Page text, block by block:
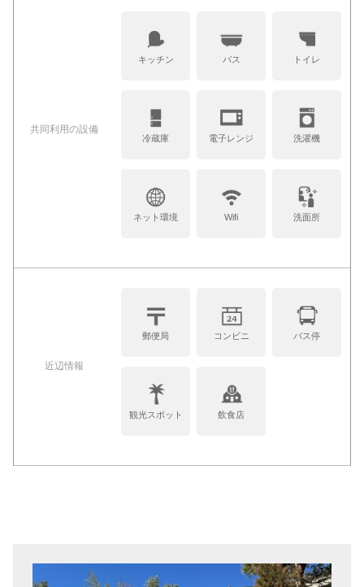
共同利⽤の設備
キッチン バス トイレ
冷蔵庫 電子レンジ 洗濯機
ネット環境 Wifi 洗面所
近辺情報
郵便局 コンビニ バス停
観光スポット 飲食店